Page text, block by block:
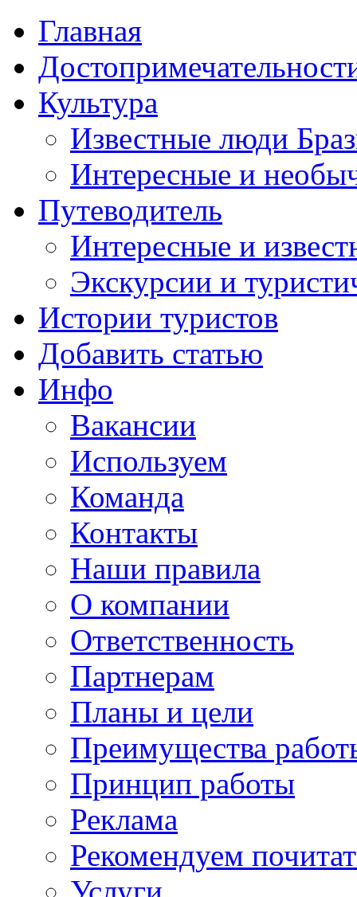
Главная
Культура
Известные люди
Интересные и
Путеводитель
Интересные и
Экскурсии и
Истории туристов
Добавить статью
Инфо
Вакансии
Используем
Команда
Контакты
Наши правила
О компании
Ответственность
Партнерам
Планы и цели
Преимущества
Принцип работы
Реклама
Рекомендуем